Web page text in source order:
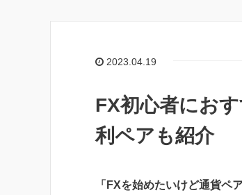
2023.04.19
FX初心者にお
利ペアも紹介
「FXを始めたいけど通貨ペ